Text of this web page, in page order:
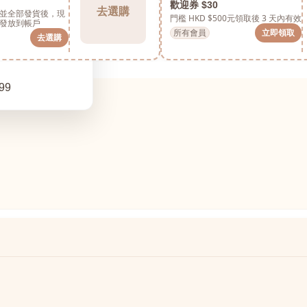
全部發貨後，現
放到帳戶
去選購
去選購 歡迎券 $30
門檻 HKD $500元領取後 3 天內有效
所有會員
立即領取